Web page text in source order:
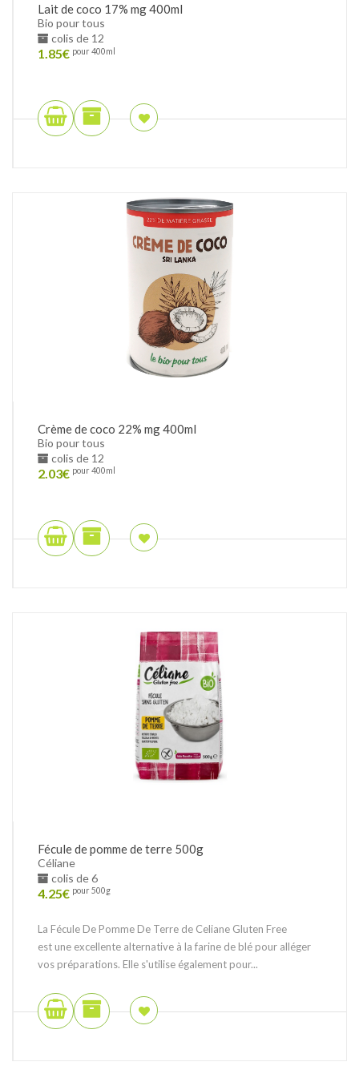
Lait de coco 17% mg 400ml
Bio pour tous
colis de 12
1.85€ pour 400ml
Crème de coco 22% mg 400ml
Bio pour tous
colis de 12
2.03€ pour 400ml
Fécule de pomme de terre 500g
Céliane
colis de 6
4.25€ pour 500g
La Fécule De Pomme De Terre de Celiane Gluten Free
est une excellente alternative à la farine de blé pour alléger
vos préparations. Elle s'utilise également pour...